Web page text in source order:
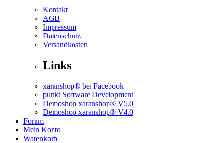
Kontakt
AGB
Impressum
Datenschutz
Versandkosten
Links
xaranshop® bei Facebook
punkt Software Development
Demoshop xaranshop® V5.0
Demoshop xaranshop® V4.0
Forum
Mein Konto
Warenkorb